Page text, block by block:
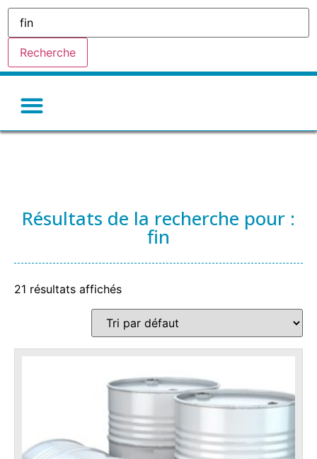
Recherche
Résultats de la recherche pour :
fin
21 résultats affichés